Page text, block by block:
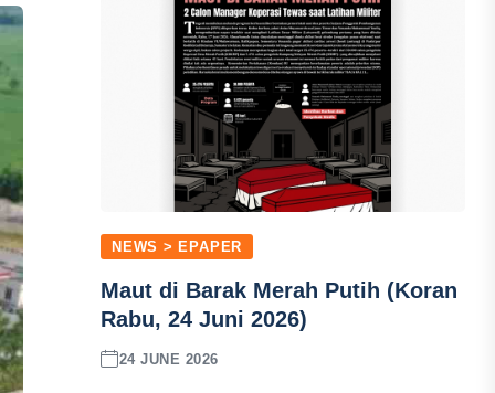
NEWS > EPAPER
Maut di Barak Merah Putih (Koran
Rabu, 24 Juni 2026)
24 JUNE 2026